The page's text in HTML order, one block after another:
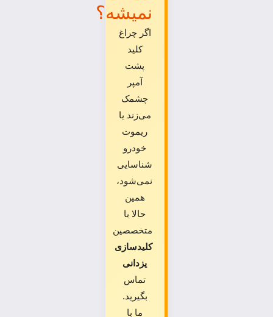
نمیشه؟
اگر چراغ
کلید
پشت
آمپر
چشمک
می‌زند یا
ریموت
خودرو
شناسایی
نمی‌شود،
همین
حالا با
متخصصین
کلیدسازی
یزدانی
تماس
بگیرید.
ما با